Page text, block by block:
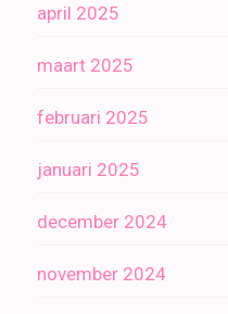
april 2025
maart 2025
februari 2025
januari 2025
december 2024
november 2024